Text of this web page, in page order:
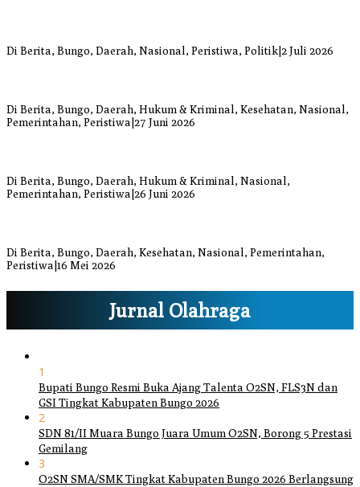
Di Berita, Bungo, Daerah, Nasional, Peristiwa, Politik|2 Juli 2026
Di Berita, Bungo, Daerah, Hukum & Kriminal, Kesehatan, Nasional,
Pemerintahan, Peristiwa 27 Juni 2026
Di Berita, Bungo, Daerah, Hukum & Kriminal, Nasional,
Pemerintahan, Peristiwa 26 Juni 2026
Di Berita, Bungo, Daerah, Kesehatan, Nasional, Pemerintahan,
Peristiwa 16 Mei 2026
Jurnal Olahraga
1
Bupati Bungo Resmi Buka Ajang Talenta O2SN, FLS3N dan
GSI Tingkat Kabupaten Bungo 2026
2
SDN 81/II Muara Bungo Juara Umum O2SN, Borong 5 Prestasi
Gemilang
3
O2SN SMA/SMK Tingkat Kabupaten Bungo 2026 Berlangsung